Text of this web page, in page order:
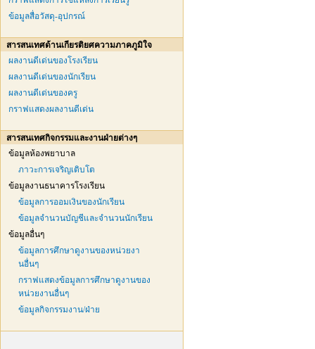
ข้อมูลสื่อวัสดุ-อุปกรณ์
สารสนเทศด้านเกียรติยศความภาคภูมิใจ
ผลงานดีเด่นของโรงเรียน
ผลงานดีเด่นของนักเรียน
ผลงานดีเด่นของครู
กราฟแสดงผลงานดีเด่น
สารสนเทศกิจกรรมและงานฝ่ายต่างๆ
ข้อมูลห้องพยาบาล
ภาวะการเจริญเติบโต
ข้อมูลงานธนาคารโรงเรียน
ข้อมูลการออมเงินของนักเรียน
ข้อมูลจำนวนบัญชีและจำนวนนักเรียน
ข้อมูลอื่นๆ
ข้อมูลการศึกษาดูงานของหน่วยงา
นอื่นๆ
กราฟแสดงข้อมูลการศึกษาดูงานของ
หน่วยงานอื่นๆ
ข้อมูลกิจกรรมงาน/ฝ่าย